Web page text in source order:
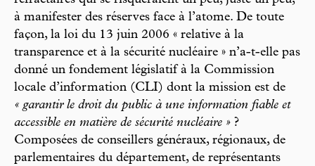
à manifester des réserves face à l’atome. De toute
façon, la loi du 13 juin 2006 « relative à la
transparence et à la sécurité nucléaire » n’a-t-elle pas
donné un fondement législatif à la Commission
locale d’information (CLI) dont la mission est de
« garantir le droit du public à une information fiable et
accessible en matière de sécurité nucléaire » ?
Composées de conseillers généraux, régionaux, de
parlementaires du département, de représentants